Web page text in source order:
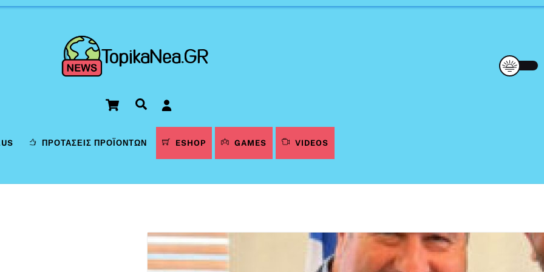
Cart Αναζήτηση
ΠΡΟΤΆΣΕΙΣ ΠΡΟΪΌΝΤΩΝ ESHOP GAMES VIDEOS